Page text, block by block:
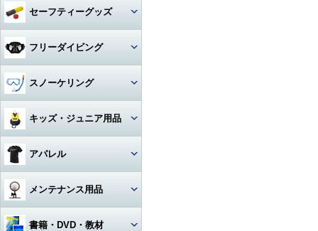
おススメ！重器材セット
その他
その他
ラッシュガード
レギンス
ボートコート
ウォータープルーフバッグ
レギュレターバッグ
フィンバッグ
スーツバッグ
その他
バッグアクセサリー・パーツ・
その他
クッキング向け
他
カラビナ・フック
コイルランヤード
カラビナ・フック
カレントフック
その他
ストラップ
ホース・ゲージ・オクトパスホ
ルダー
スレート
指示棒
ベル・シェーカー
マスク曇り止め
トランシーバー・水中通話装置
アクセサリー・その他
ワイド・スポット切り替えタイ
ハロゲン・その他
ライトアクセサリー・パーツ
ウェイト
ベルトタイプ
ベストタイプ
アンクルウェイト
ソフトウェイト
ウェイトベルトアクセサリー・
その他
セーフティーグッズ
フロート・シグナルブイ
ケミカルライト・スティックラ
ライフジャケット
アクセサリー・その他
フリーダイビング
マスク
スノーケル
フリーダイビングコンピュータ
ー
アクセサリー・その他
スノーケリング
セット
マスク・スノーケル
フィン・ブーツ・グローブ
アクセサリー・その他
キッズ・ジュニア用品
ウェット・ウェア・ラッシュ
その他・アクセサリー
アパレル
Tシャツ
パーカー
メンテナンス用品
グリス・オイル
書籍・DVD・教材